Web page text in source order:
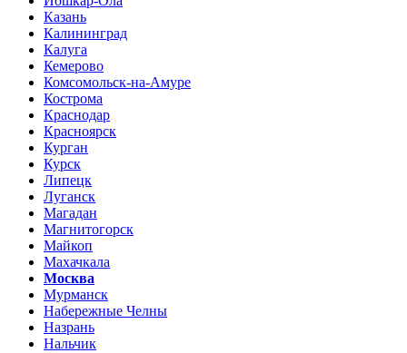
Казань
Калининград
Калуга
Кемерово
Комсомольск-на-Амуре
Кострома
Краснодар
Красноярск
Курган
Курск
Липецк
Луганск
Магадан
Магнитогорск
Майкоп
Махачкала
Москва
Мурманск
Набережные Челны
Назрань
Нальчик